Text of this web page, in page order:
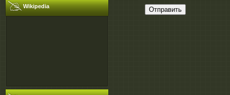
Wikipedia Отправить